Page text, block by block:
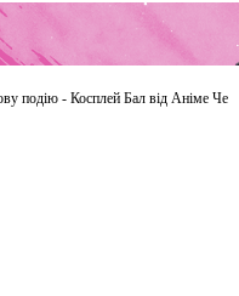
подію - Косплей Бал від Аніме Че